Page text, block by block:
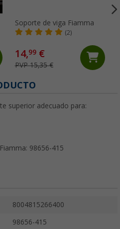
Soporte de viga Fiamma
(2)
14,99€
PVP 15,35 €
superior adecuado para:
98656-415
8004815266400
98656-415